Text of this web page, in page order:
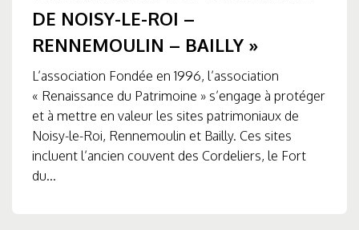
DE NOISY-LE-ROI –
RENNEMOULIN – BAILLY »
L’association Fondée en 1996, l’association
« Renaissance du Patrimoine » s’engage à protéger
et à mettre en valeur les sites patrimoniaux de
Noisy-le-Roi, Rennemoulin et Bailly. Ces sites
incluent l’ancien couvent des Cordeliers, le Fort
du...